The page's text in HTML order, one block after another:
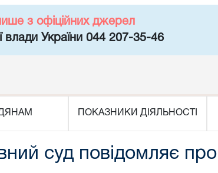
з офіційних джерел
влади України 044 207-35-46
ПОКАЗНИКИ ДІЯЛЬНОСТІ
суд повідомляє про